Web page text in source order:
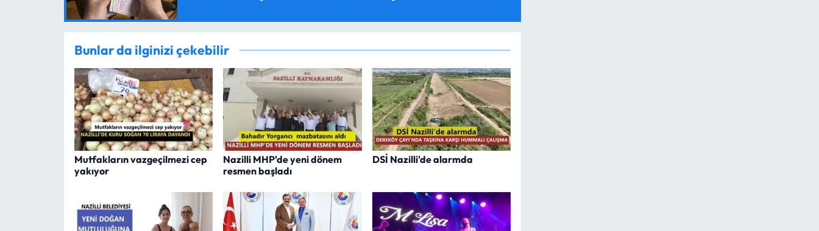
Bunlar da ilginizi çekebilir
Mutfakların vazgeçilmezi cep
yakıyor
Nazilli MHP'de yeni dönem
resmen başladı
DSİ Nazilli'de alarmda